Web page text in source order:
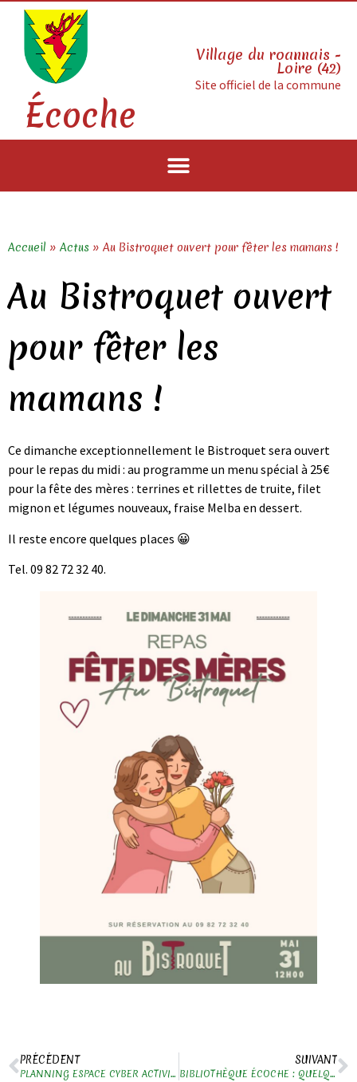
Écoche
Village du roannais -
Loire (42)
Site officiel de la commune
Accueil » Actus » Au Bistroquet ouvert pour fêter les mamans !
Au Bistroquet ouvert
pour fêter les
mamans !
Ce dimanche exceptionnellement le Bistroquet sera ouvert
pour le repas du midi : au programme un menu spécial à 25€
pour la fête des mères : terrines et rillettes de truite, filet
mignon et légumes nouveaux, fraise Melba en dessert.
Il reste encore quelques places 😀
Tel. 09 82 72 32 40.
PRÉCÉDENT
PLANNING ESPACE CYBER ACTIVITÉS GRATUITES POUR TOUS
SUIVANT
BIBLIOTHÈQUE ÉCOCHE : QUELQUES CHIFFRES